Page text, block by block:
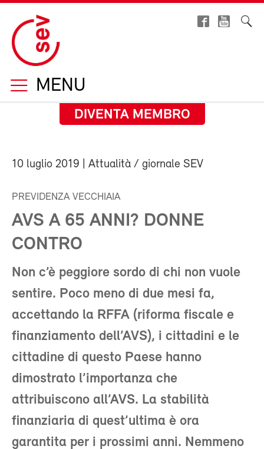
MENU
DIVENTA MEMBRO
10 luglio 2019 | Attualità / giornale SEV
PREVIDENZA VECCHIAIA
AVS A 65 ANNI? DONNE
CONTRO
Non c’è peggiore sordo di chi non vuole
sentire. Poco meno di due mesi fa,
accettando la RFFA (riforma fiscale e
finanziamento dell’AVS), i cittadini e le
cittadine di questo Paese hanno
dimostrato l’importanza che
attribuiscono all’AVS. La stabilità
finanziaria di quest’ultima è ora
garantita per i prossimi anni. Nemmeno